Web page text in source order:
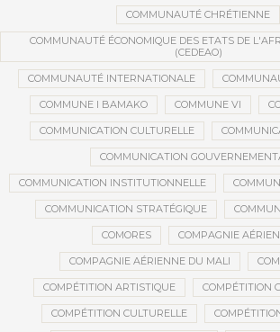
COMMUNAUTÉ CHRÉTIENNE
COMMUNAUTÉ ÉCONOMIQUE DES ETATS DE
(CEDEAO)
COMMUNAUTÉ INTERNATIONALE
COMMUNE I BAMAKO COMMUNE VI
COMMUNICATION CULTURELLE
COMMUNICATION
COMMUNICATION INSTITUTIONNELLE
COMMUNICATION STRATÉGIQUE
COMORES COMPAGNIE
COMPAGNIE AÉRIENNE DU MALI
COMPÉTITION ARTISTIQUE COMPÉTITION
COMPÉTITION CULTURELLE